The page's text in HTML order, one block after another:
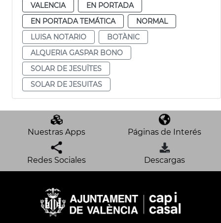
VALENCIA
EN PORTADA
EN PORTADA TEMÁTICA
NORMAL
LUISA NOTARIO
BOTÀNIC
ALQUERIA GASPAR BONO
SOLAR DE JESUÏTES
SOLAR DE JESUITAS
Nuestras Apps Páginas de Interés
Redes Sociales Descargas